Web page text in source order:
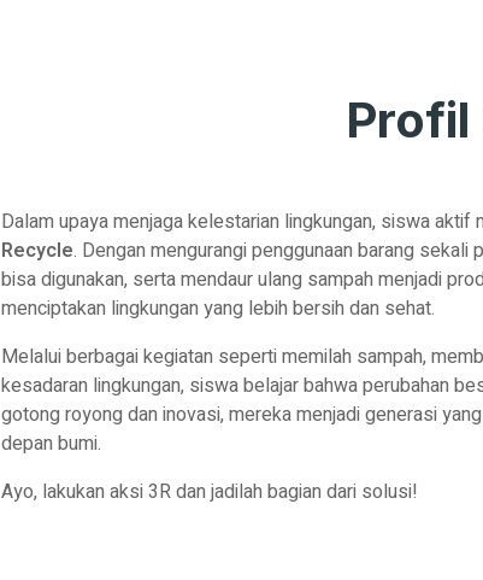
Profil
Dalam upaya menjaga kelestarian lingkungan, siswa aktif
Recycle. Dengan mengurangi penggunaan barang
bisa digunakan, serta mendaur ulang sampah menjadi
menciptakan lingkungan yang lebih bersih dan sehat.
Melalui berbagai kegiatan seperti memilah sampah,
kesadaran lingkungan, siswa belajar bahwa perubahan
gotong royong dan inovasi, mereka menjadi generasi
depan bumi.
Ayo, lakukan aksi 3R dan jadilah bagian dari solusi!